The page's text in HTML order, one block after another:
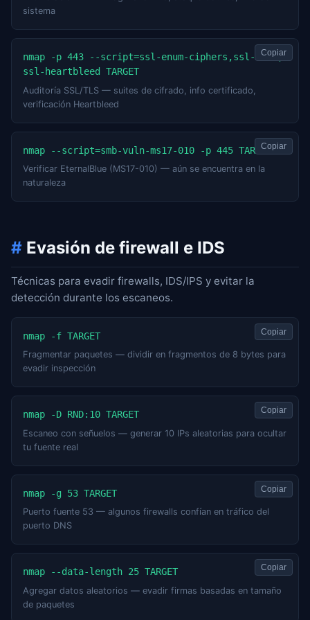
sistema
nmap -p 443 --script=ssl-enum-ciphers,ssl-cert,
ssl-heartbleed TARGET
Auditoría SSL/TLS — suites de cifrado, info certificado,
verificación Heartbleed
Copiar
nmap --script=smb-vuln-ms17-010 -p 445 TARGET
Verificar EternalBlue (MS17-010) — aún se encuentra en la
naturaleza
Copiar
# Evasión de firewall e IDS
Técnicas para evadir firewalls, IDS/IPS y evitar la
detección durante los escaneos.
nmap -f TARGET
Fragmentar paquetes — dividir en fragmentos de 8 bytes para
evadir inspección
Copiar
nmap -D RND:10 TARGET
Escaneo con señuelos — generar 10 IPs aleatorias para ocultar
tu fuente real
Copiar
nmap -g 53 TARGET
Puerto fuente 53 — algunos firewalls confían en tráfico del
puerto DNS
Copiar
nmap --data-length 25 TARGET
Agregar datos aleatorios — evadir firmas basadas en tamaño
de paquetes
Copiar